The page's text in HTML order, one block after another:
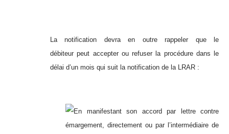
La notification devra en outre rappeler que le
débiteur peut accepter ou refuser la procédure dans le
délai d’un mois qui suit la notification de la LRAR :
En manifestant son accord par lettre contre
émargement, directement ou par l’intermédiaire de